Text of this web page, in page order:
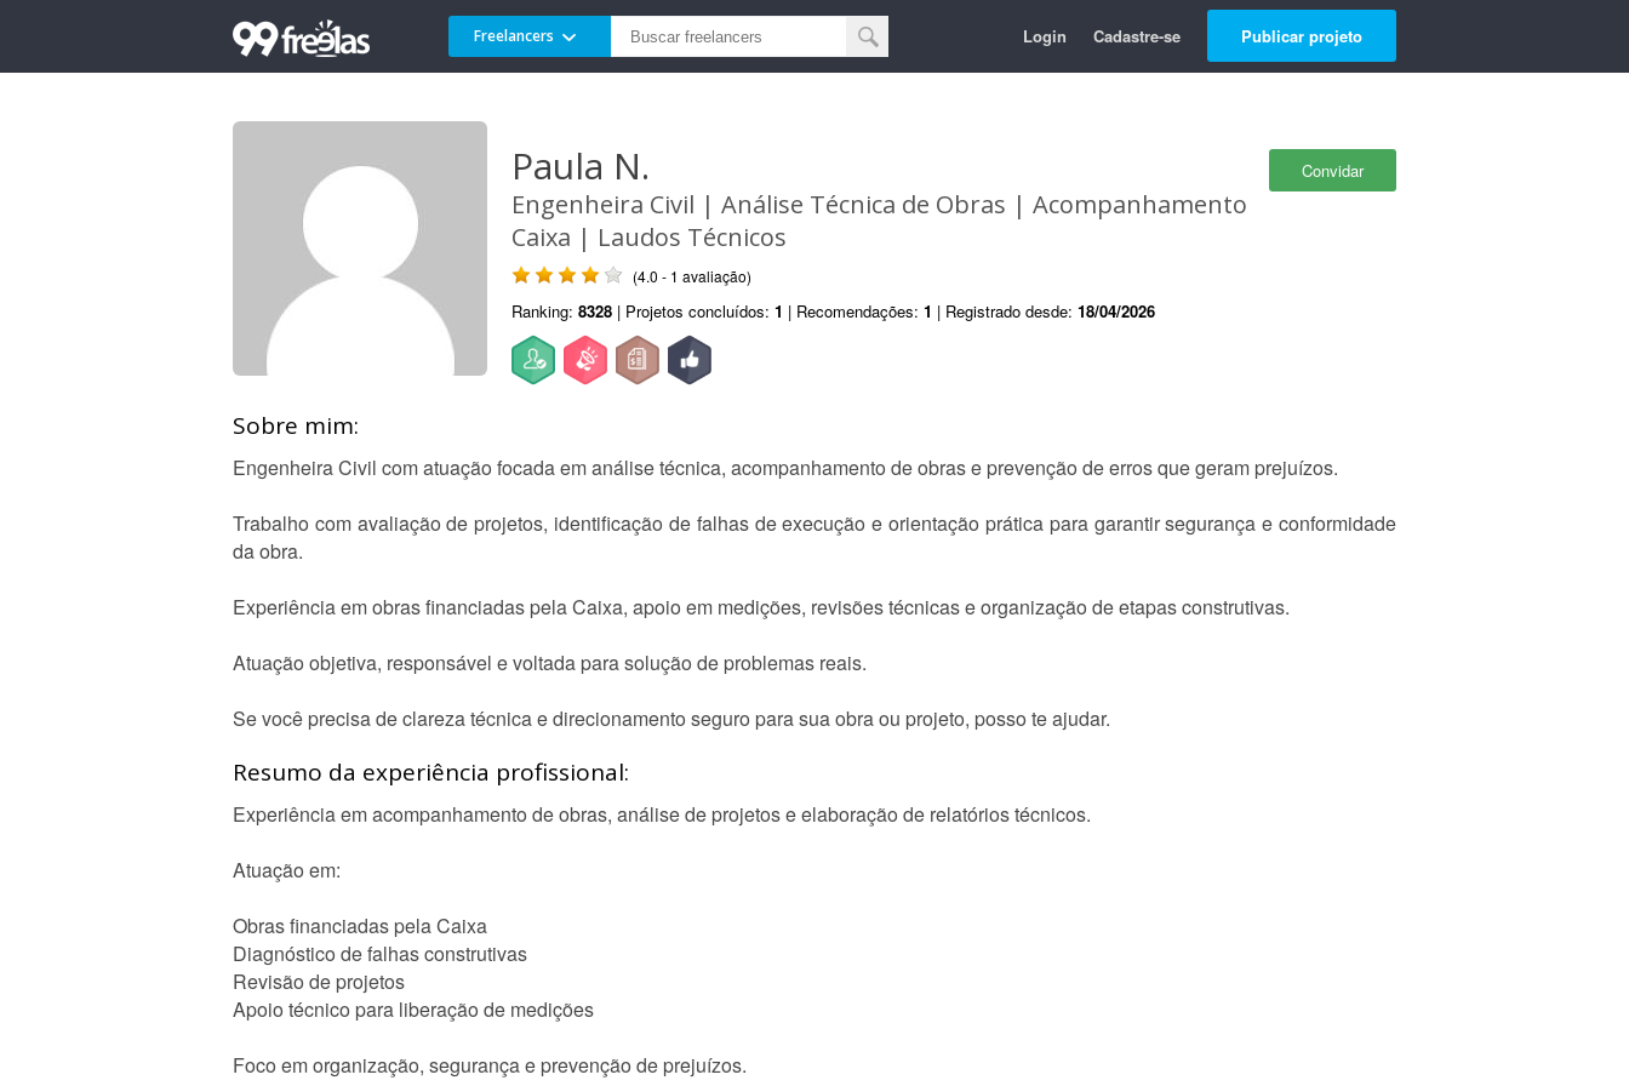
Freelancers Login Cadastre-se Publicar projeto
Convidar
Paula N.
Engenheira Civil | Análise Técnica de Obras | Acompanhamento
Caixa | Laudos Técnicos
(4.0 - 1 avaliação)
Ranking: 8328 | Projetos concluídos: 1 | Recomendações: 1 | Registrado desde: 18/04/2026
Sobre mim:
Engenheira Civil com atuação focada em análise técnica, acompanhamento de obras e prevenção de erros que geram prejuízos.
Trabalho com avaliação de projetos, identificação de falhas de execução e orientação prática para garantir segurança e conformidade
da obra.
Experiência em obras financiadas pela Caixa, apoio em medições, revisões técnicas e organização de etapas construtivas.
Atuação objetiva, responsável e voltada para solução de problemas reais.
Se você precisa de clareza técnica e direcionamento seguro para sua obra ou projeto, posso te ajudar.
Resumo da experiência profissional:
Experiência em acompanhamento de obras, análise de projetos e elaboração de relatórios técnicos.
Atuação em:
Obras financiadas pela Caixa
Diagnóstico de falhas construtivas
Revisão de projetos
Apoio técnico para liberação de medições
Foco em organização, segurança e prevenção de prejuízos.